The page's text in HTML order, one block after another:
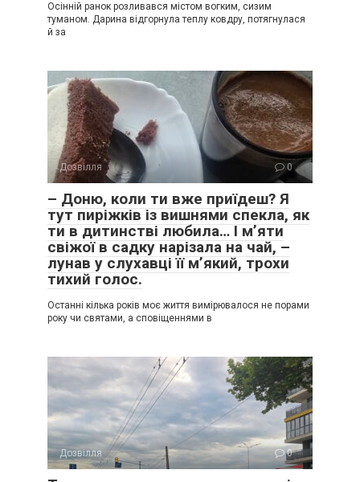
Осінній ранок розливався містом вогким, сизим
туманом. Дарина відгорнула теплу ковдру, потягнулася
й за
Дозвілля 0
– Доню, коли ти вже приїдеш? Я
тут пиріжків із вишнями спекла, як
ти в дитинстві любила… І м’яти
свіжої в садку нарізала на чай, –
лунав у слухавці її м’який, трохи
тихий голос.
Останні кілька років моє життя вимірювалося не порами
року чи святами, а сповіщеннями в
Дозвілля 0